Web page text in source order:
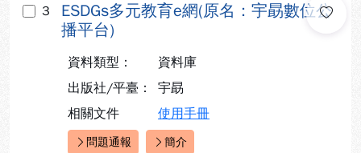
3
ESDGs多元教育e網(原名：宇勗數位公
播平台)
資料類型：
資料庫
出版社/平臺：
宇勗
相關文件
使用手冊
問題通報 簡介